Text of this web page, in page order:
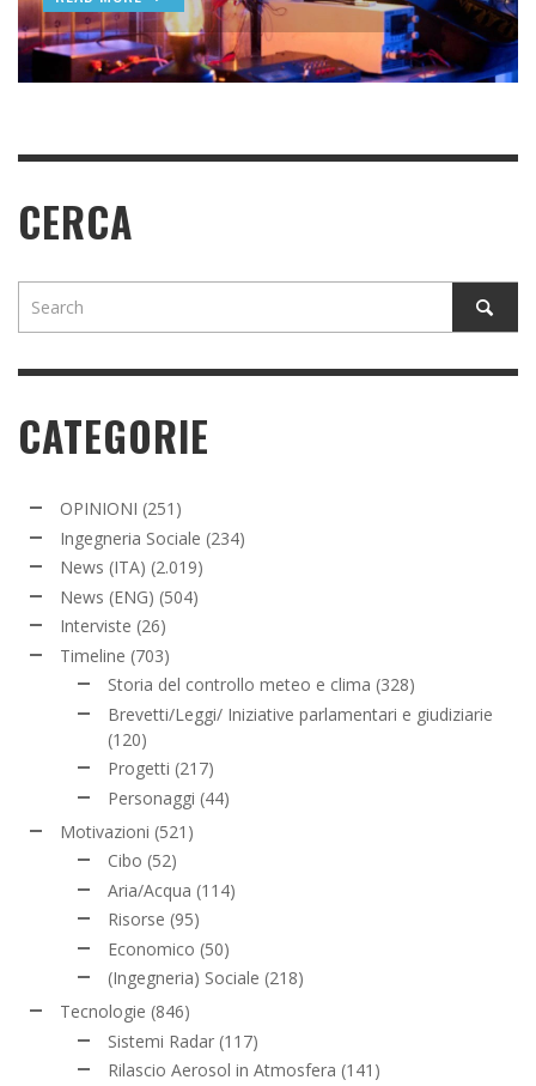
READ MORE
READ MORE
READ MORE
CERCA
CATEGORIE
OPINIONI (251)
Ingegneria Sociale (234)
News (ITA) (2.019)
News (ENG) (504)
Interviste (26)
Timeline (703)
Storia del controllo meteo e clima (328)
Brevetti/Leggi/ Iniziative parlamentari e giudiziarie
(120)
Progetti (217)
Personaggi (44)
Motivazioni (521)
Cibo (52)
Aria/Acqua (114)
Risorse (95)
Economico (50)
(Ingegneria) Sociale (218)
Tecnologie (846)
Sistemi Radar (117)
Rilascio Aerosol in Atmosfera (141)